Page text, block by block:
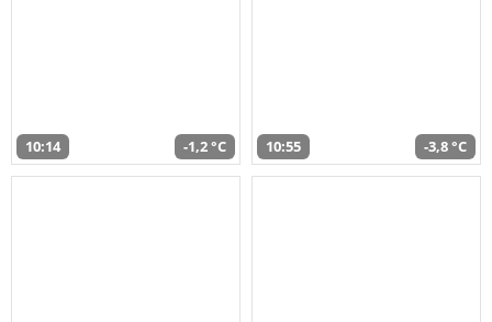
10:14 -1,2 °C 10:55 -3,8 °C